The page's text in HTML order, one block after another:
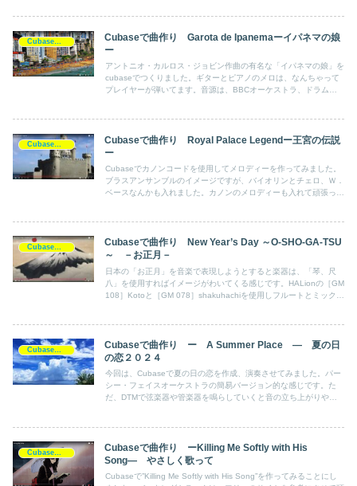
Cubaseで曲作り Garota de Ipanemaーイパネマの娘
ー
アントニオ・カルロス・ジョビン作曲の有名な「イパネマの娘」を
cubaseでつくりました。ギターとピアノのメロは、なんちゃって
プレイヤーが弾いてます。音源は、BBCオーケストラ、ドラムは
Cubaseで曲作り Royal Palace Legendー王宮の伝説
ー
Cubaseでカノンコードを使用してメロディーを作ってみました。
ブラスアンサンブルのイメージですが、バイオリンとチェロ、Ｗ．
ベースなんかも入れました。カノンのメロディーも入れて頑張って
Cubaseで曲作り New Year’s Day ～O-SHO-GA-TSU
～ －お正月－
日本の「お正月」を音楽で表現しようとすると楽器は、「琴、尺
八」を使用すればイメージがわいてくる感じです。HALionの［GM
108］Kotoと［GM 078］shakuhachiを使用しフルートとミックス
Cubaseで曲作り ー A Summer Place ― 夏の日
の恋２０２４
今回は、Cubaseで夏の日の恋を作成、演奏させてみました。パー
シー・フェイスオーケストラの簡易バージョン的な感じです。た
だ、DTMで弦楽器や管楽器を鳴らしていくと音の立ち上がりや音
Cubaseで曲作り ーKilling Me Softly with His
Song― やさしく歌って
Cubaseで”Killing Me Softly with His Song”を作ってみることにし